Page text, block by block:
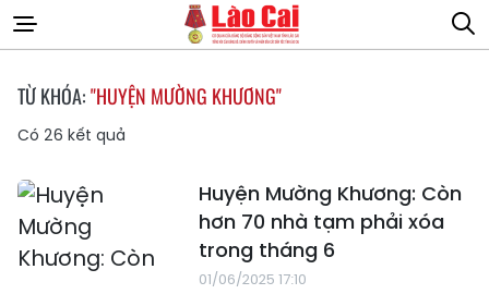
TỪ KHÓA:"HUYỆN MƯỜNG KHƯƠNG"
Có 26 kết quả
Huyện Mường Khương: Còn
hơn 70 nhà tạm phải xóa
trong tháng 6
01/06/2025 17:10